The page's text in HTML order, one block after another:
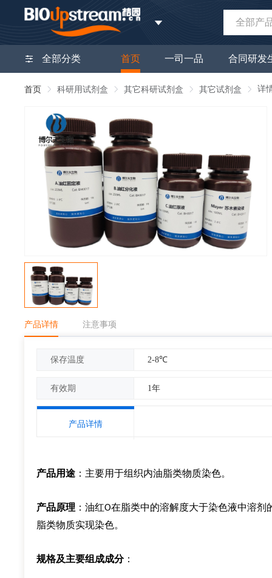
全部产
全部分类 首页 一司一品 合同研发
首页 科研用试剂盒 其它科研试剂盒 其它试剂盒 详
产品详情 注意事项
保存温度 2-8℃
有效期 1年
产品详情
产品用途 ： 主要用于组织内油脂类物质染色。
产品原理 ：油红O在脂类中的溶解度大于染色液中溶剂
脂类物质实现染色。
规格及主要组成成分：